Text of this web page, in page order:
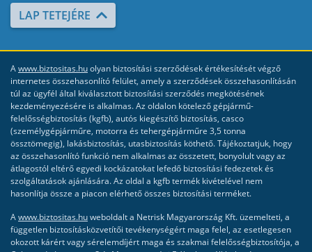
LAP TETEJÉRE
Awww.biztositas.huolyan biztosítási szerződések értékesítését végző
internetes összehasonlító felület, amely a szerződések összehasonlításán
túl az ügyfél által kiválasztott biztosítási szerződés megkötésének
kezdeményezésére is alkalmas. Az oldalon kötelező gépjármű-
felelősségbiztosítás (kgfb), autós kiegészítő biztosítás, casco
(személygépjárműre, motorra és tehergépjárműre 3,5 tonna
össztömegig), lakásbiztosítás, utasbiztosítás köthető. Tájékoztatjuk, hogy
az összehasonlító funkció nem alkalmas az összetett, bonyolult vagy az
átlagostól eltérő egyedi kockázatokat lefedő biztosítási fedezetek és
szolgáltatások ajánlására. Az oldal a kgfb termék kivételével nem
hasonlítja össze a piacon elérhető összes biztosítási terméket.
Awww.biztositas.huweboldalt a Netrisk Magyarország Kft. üzemelteti, a
független biztosításközvetítői tevékenységért maga felel, az esetlegesen
okozott kárért vagy sérelemdíjért maga és szakmai felelősségbiztosítója, a